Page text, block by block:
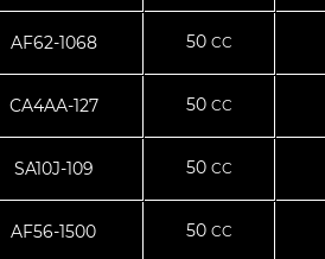
AF62-1068 50 CC
CA4AA-127 50 CC
SA10J-109 50 CC
AF56-1500 50 CC